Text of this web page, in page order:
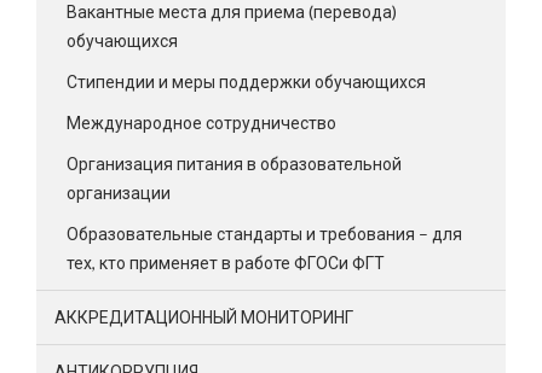
Вакантные места для приема (перевода)
обучающихся
Стипендии и меры поддержки обучающихся
Международное сотрудничество
Организация питания в образовательной
организации
Образовательные стандарты и требования – для
тех, кто применяет в работе ФГОСи ФГТ
АККРЕДИТАЦИОННЫЙ МОНИТОРИНГ